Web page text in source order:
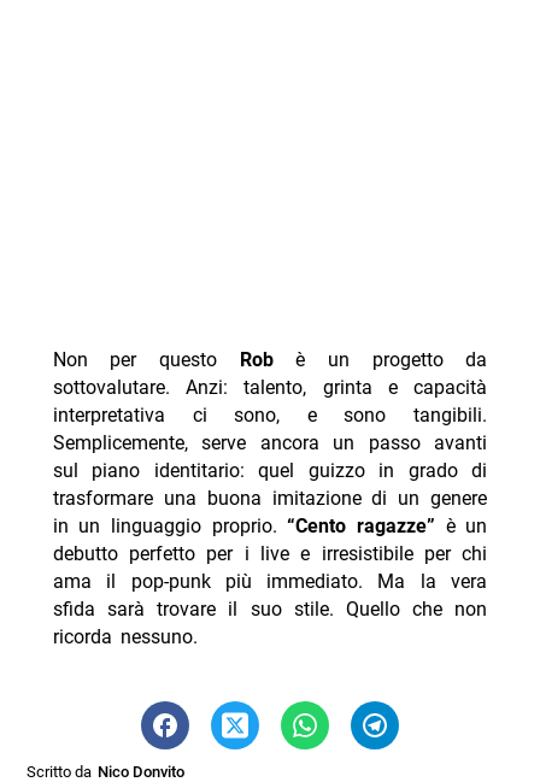
Non per questo Robè un progetto da
sottovalutare. Anzi: talento, grinta e capacità
interpretativa ci sono, e sono tangibili.
Semplicemente, serve ancora un passo avanti
sul piano identitario: quel guizzo in grado di
trasformare una buona imitazione di un genere
in un linguaggio proprio.“Cento ragazze” è un
debutto perfetto per i live e irresistibile per chi
ama il pop-punk più immediato. Ma la vera
sfida sarà trovare il suo stile. Quello che non
ricorda nessuno.
Scritto da Nico Donvito